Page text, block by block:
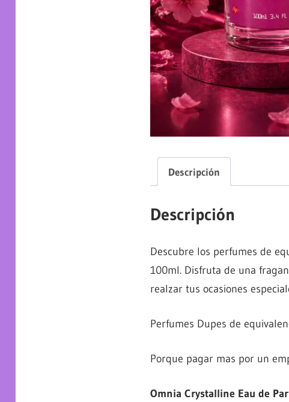
Descripción
Descripción
Descubre los perfumes de
100ml. Disfruta de una
realzar tus ocasiones
Perfumes Dupes de
Porque pagar mas por un
Omnia Crystalline Eau de